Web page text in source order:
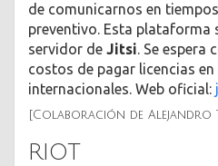
de comunicarnos en
preventivo. Esta plataforma
servidor de Jitsi. Se espera
costos de pagar licencias
internacionales. Web oficial:
[Colaboración de Alejandro
RIOT